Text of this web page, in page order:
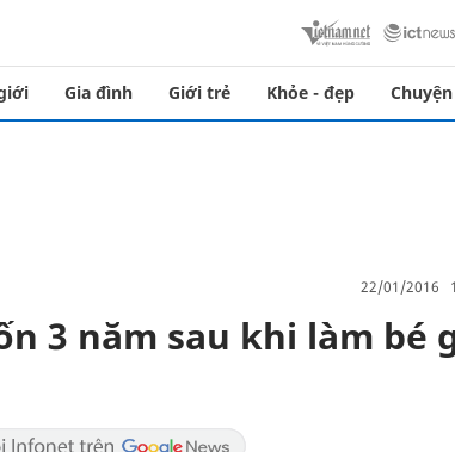
Gia đình Giới trẻ Khỏe - đẹp
22/01/2016
3 năm sau khi làm bé